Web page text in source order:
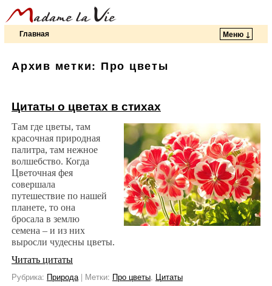
Главная Меню ↓
Архив метки: Про цветы
Цитаты о цветах в стихах
Там где цветы, там
красочная природная
палитра, там нежное
волшебство. Когда
Цветочная фея
совершала
путешествие по нашей
планете, то она
бросала в землю
семена – и из них
выросли чудесны цветы.
Читать цитаты
Рубрика: Природа | Метки: Про цветы, Цитаты